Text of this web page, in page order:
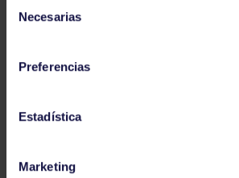
Necesarias
Preferencias
Estadística
Marketing
VII TORNEO ABANCA